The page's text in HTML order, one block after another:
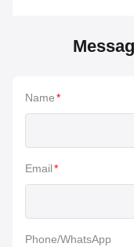
Name*
Email*
Phone/WhatsApp